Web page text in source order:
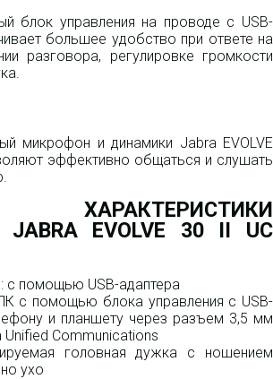
блок управления на проводе с USB-
большее удобство при ответе на
разговора, регулировке громкости
микрофон и динамики Jabra EVOLVE
эффективно общаться и слушать
ХАРАКТЕРИСТИКИ
EVOLVE 30 II UC
с помощью USB-адаптера
с помощью блока управления с USB-
и планшету через разъем 3,5 мм
Communications
головная дужка с ношением
ухо